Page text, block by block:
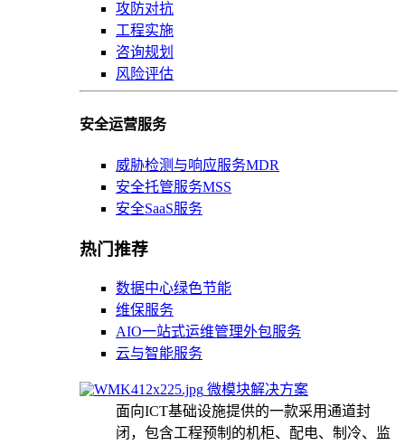
攻防对抗
工程实施
咨询规划
风险评估
安全运营服务
威胁检测与响应服务MDR
安全托管服务MSS
安全SaaS服务
热门推荐
数据中心绿色节能
维保服务
AIO一站式运维管理外包服务
云与智能服务
微模块解决方案
面向ICT基础设施提供的一款采用通道封
闭，包含工程预制的机柜、配电、制冷、监